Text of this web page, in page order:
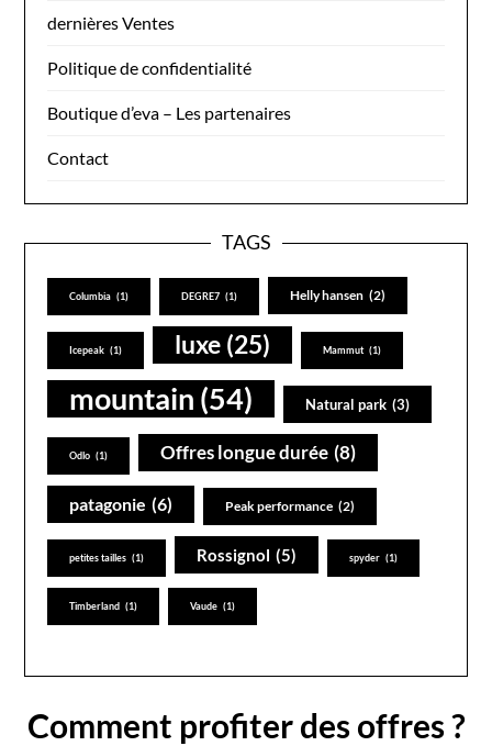
dernières Ventes
Politique de confidentialité
Boutique d’eva – Les partenaires
Contact
TAGS
Columbia (1) DEGRE7 (1) Helly hansen (2)
Icepeak (1) luxe (25) Mammut (1)
mountain (54) Natural park (3)
Odlo (1) Offres longue durée (8)
patagonie (6) Peak performance (2)
petites tailles (1) Rossignol (5) spyder (1)
Timberland (1) Vaude (1)
Comment profiter des offres ?
se connecter au site: ekosport.fr